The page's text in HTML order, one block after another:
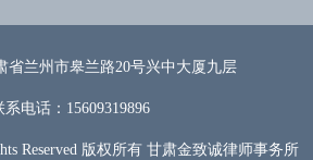
省兰州市皋兰路20号兴中大厦九层
系电话：15609319896
Reserved 版权所有 甘肃金致诚律师事务所